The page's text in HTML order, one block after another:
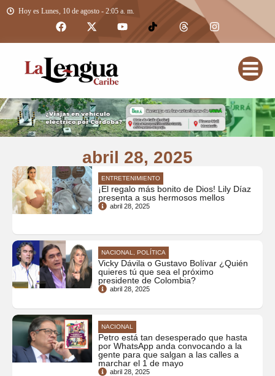
Hoy es Lunes, 10 de agosto - 2:05 a. m.
abril 28, 2025
ENTRETENIMIENTO
¡El regalo más bonito de Dios! Lily Díaz
presenta a sus hermosos mellos
abril 28, 2025
NACIONAL, POLÍTICA
Vicky Dávila o Gustavo Bolívar ¿Quién
quieres tú que sea el próximo
presidente de Colombia?
abril 28, 2025
NACIONAL
Petro está tan desesperado que hasta
por WhatsApp anda convocando a la
gente para que salgan a las calles a
marchar el 1 de mayo
abril 28, 2025